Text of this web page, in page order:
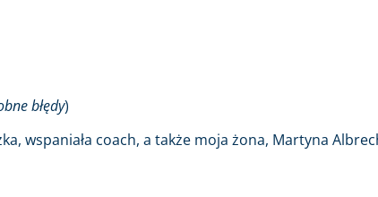
błędy)
wspaniała coach, a także moja żona, Martyna